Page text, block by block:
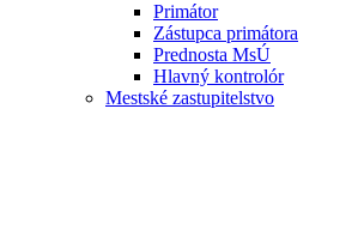
Primátor
Zástupca primátora
Prednosta MsÚ
Hlavný kontrolór
Mestské zastupitelstvo